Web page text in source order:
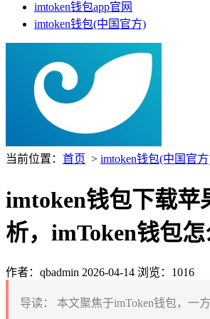
imtoken钱包app官网
imtoken钱包(中国官方)
当前位置： 首页 > imtoken钱包(中国官
imtoken钱包下载苹
析，imToken钱包
作者：qbadmin 2026-04-14 浏览：1016
导读：
本文聚焦于imToken钱包，一